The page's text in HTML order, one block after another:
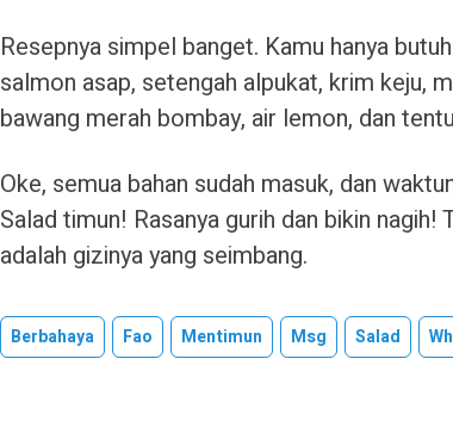
Resepnya simpel banget. Kamu hanya
salmon asap, setengah alpukat, krim keju,
bawang merah bombay, air lemon, dan
Oke, semua bahan sudah masuk, dan
Salad timun! Rasanya gurih dan bikin nagih!
adalah gizinya yang seimbang.
Berbahaya Fao Mentimun Msg Salad